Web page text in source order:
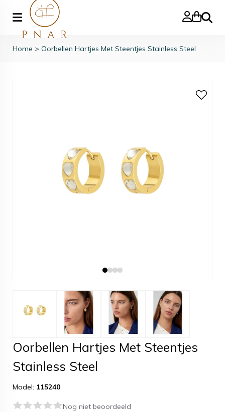
Zoeken
Home > Oorbellen Hartjes Met Steentjes Stainless Steel
Oorbellen Hartjes Met Steentjes
Stainless Steel
Model: 115240
Nog niet beoordeeld